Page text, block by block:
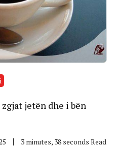
jetën dhe i bën
3 minutes, 38 seconds Read